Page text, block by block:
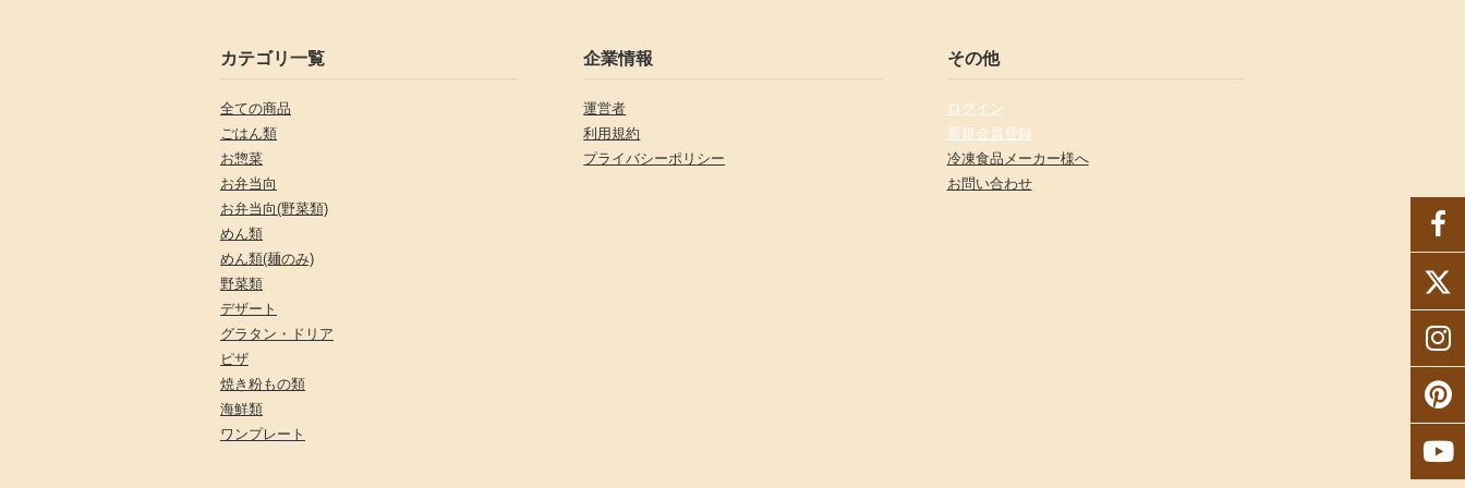
カテゴリ一覧
全ての商品
ごはん類
お惣菜
お弁当向
お弁当向(野菜類)
めん類
めん類(麺のみ)
野菜類
デザート
グラタン・ドリア
ピザ
焼き粉もの類
海鮮類
ワンプレート
企業情報
運営者
利用規約
プライバシーポリシー
その他
ログイン
新規会員登録
冷凍食品メーカー様へ
お問い合わせ